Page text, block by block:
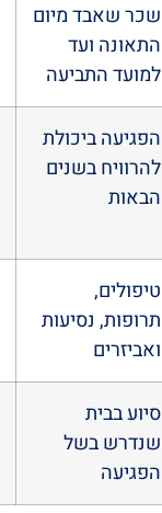
שכר שאבד מיום
התאונה ועד
למועד התביעה
הפגיעה ביכולת
להרוויח בשנים
הבאות
טיפולים,
תרופות, נסיעות
ואביזרים
סיוע בבית
שנדרש בשל
הפגיעה